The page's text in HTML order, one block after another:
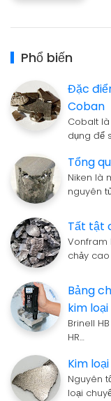
Phổ biến
Đặc
Coban
Cobalt
dụng để
Tổng
Niken là
nguyên
Tất tật
Vonfram
chảy
Bảng
kim loại
Brinell
HR…
Kim
Nguyên
loại